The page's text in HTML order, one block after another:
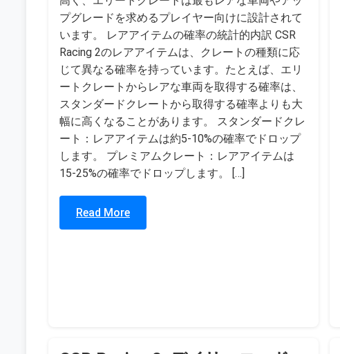
プグレードを求めるプレイヤー向けに設計されて
います。 レアアイテムの確率の統計的内訳 CSR
Racing 2のレアアイテムは、クレートの種類に応
じて異なる確率を持っています。たとえば、エリ
ートクレートからレアな車両を取得する確率は、
スタンダードクレートから取得する確率よりも大
幅に高くなることがあります。 スタンダードクレ
ート：レアアイテムは約5-10%の確率でドロップ
します。 プレミアムクレート：レアアイテムは
15-25%の確率でドロップします。 […]
Read More